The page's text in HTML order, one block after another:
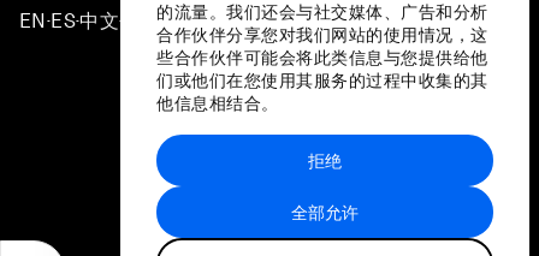
的流量。我们还会与社交媒体、广告和分析
合作伙伴分享您对我们网站的使用情况，这
些合作伙伴可能会将此类信息与您提供给他
们或他们在您使用其服务的过程中收集的其
他信息相结合。
全部允许
拒绝
EN ▪ES▪中文▪ 日本語
站点地图